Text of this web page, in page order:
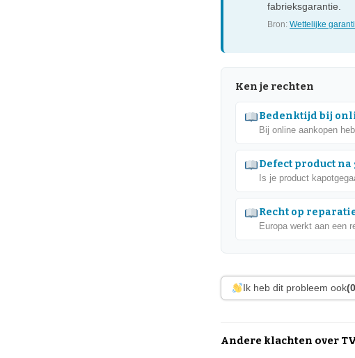
fabrieksgarantie.
Bron:Wettelijke
Ken je rechten
Bedenktijd bij
Bij online aankopen
Defect product
Is je product
Recht op
Europa werkt aan een
Ik heb dit probleem ook
Andere klachten over